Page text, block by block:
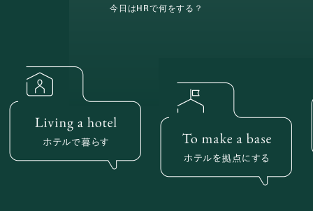
今日はHRで何をする？